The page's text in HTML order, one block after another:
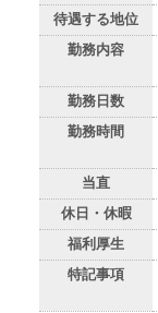
待遇する地位
勤務内容
勤務日数
勤務時間
当直
休日・休暇
福利厚生
特記事項